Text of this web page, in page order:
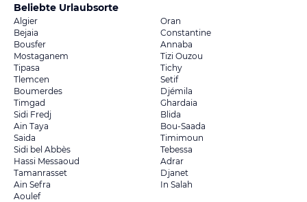
Beliebte Urlaubsorte
Algier
Oran
Bejaia
Constantine
Bousfer
Annaba
Mostaganem
Tizi Ouzou
Tipasa
Tichy
Tlemcen
Setif
Boumerdes
Djémila
Timgad
Ghardaia
Sidi Fredj
Blida
Ain Taya
Bou-Saada
Saida
Timimoun
Sidi bel Abbès
Tebessa
Hassi Messaoud
Adrar
Tamanrasset
Djanet
Ain Sefra
In Salah
Aoulef